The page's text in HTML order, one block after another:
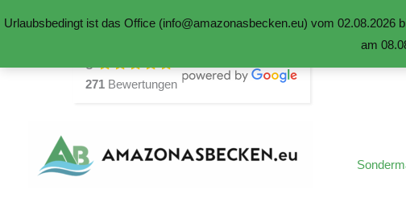
Urlaubsbedingt ist das Office (info@amazonasbecken.eu) vom
am
5
271 Bewertungen